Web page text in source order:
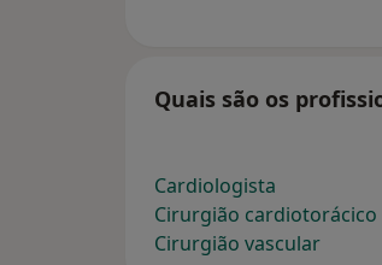
Quais são os
Cardiologista
Cirurgião cardiotorácico
Cirurgião vascular